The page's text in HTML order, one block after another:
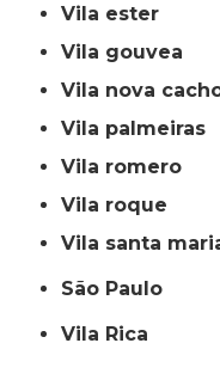
vila ester
vila gouvea
vila nova
vila palmeiras
vila romero
vila roque
vila santa
São Paulo
Vila Rica